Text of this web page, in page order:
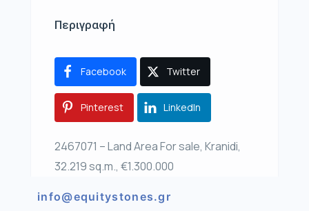
Περιγραφή
Facebook Twitter
Pinterest LinkedIn
2467071 – Land Area For sale, Kranidi,
32.219 sq.m., €1.300.000
info@equitystones.gr